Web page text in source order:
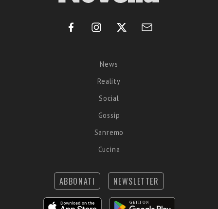
News
Reality
Social
Gossip
Sanremo
Cucina
ABBONATI NEWSLETTER